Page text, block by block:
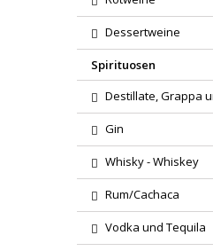
Dessertweine
Spirituosen
Destillate, Grappa
Gin
Whisky - Whiskey
Rum/Cachaca
Vodka und Tequila